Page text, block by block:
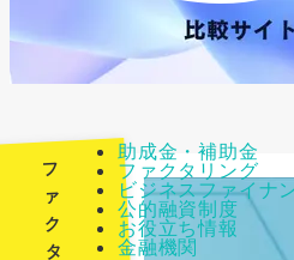
助成金・補助金
ファクタリング
ビジネスファイナ
公的融資制度
お役立ち情報
金融機関
フ
ァ
ク
タ